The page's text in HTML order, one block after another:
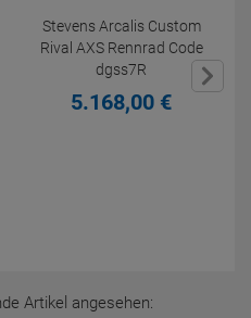
Stevens Arcalis Custom
Rival AXS Rennrad Code
dgss7R
5.168,00 €
Artikel angesehen: